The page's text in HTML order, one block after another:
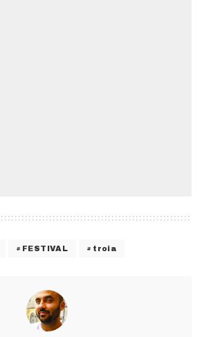
FESTIVAL troia